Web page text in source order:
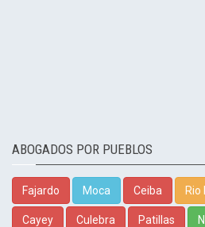
ABOGADOS POR PUEBLOS
Fajardo Moca Ceiba Rio
Cayey Culebra Patillas